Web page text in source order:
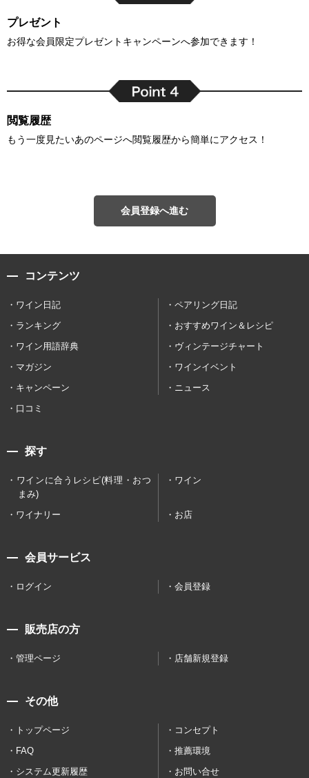
プレゼント
お得な会員限定プレゼントキャンペーンへ参加できます！
閲覧履歴
もう一度見たいあのページへ閲覧履歴から簡単にアクセス！
会員登録へ進む
コンテンツ
ワイン日記
ペアリング日記
ランキング
おすすめワイン＆レシピ
ワイン用語辞典
ヴィンテージチャート
マガジン
ワインイベント
キャンペーン
ニュース
口コミ
探す
ワインに合うレシピ(料理・おつ
まみ)
ワイン
ワイナリー お店
会員サービス
ログイン 会員登録
販売店の方
管理ページ 店舗新規登録
その他
トップページ
コンセプト
FAQ
推薦環境
システム更新履歴
お問い合せ